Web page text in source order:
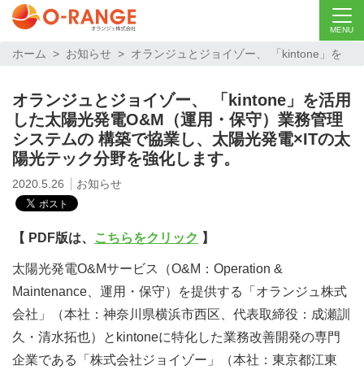
MENU
ホーム > お知らせ > オランジュとジョイゾー、 「kintone」を
で協業し、太陽光発電×ITの太陽光テック分野を強化します。
オランジュとジョイゾー、 「kintone」を活用
した太陽光発電O&M（運用・保守）業務管理
システムの 構築で協業し、太陽光発電×ITの太
陽光テック分野を強化します。
2020.5.26 お知らせ
【 PDF版は、 こちらをクリック 】
太陽光発電O&Mサービス（O&M：Operation &
Maintenance、運用・保守）を提供する「オランジュ株式
会社」（本社：神奈川県横浜市西区、代表取締役：成瀬訓
久・清水拓也）とkintoneに特化した業務改善開発の専門
企業である「株式会社ジョイゾー」（本社：東京都江東